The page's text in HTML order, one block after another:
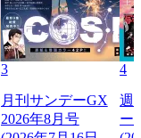
3
月刊サンデーGX
2026年8月号
4
週
ー